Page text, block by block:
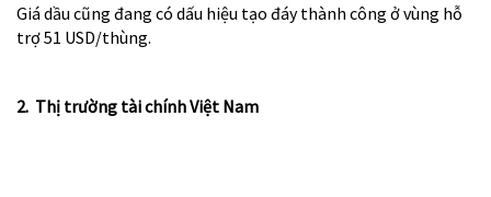
Giá dầu cũng đang có dấu hiệu tạo đáy thành công ở vùng hỗ
trợ 51 USD/thùng.
2. Thị trường tài chính Việt Nam